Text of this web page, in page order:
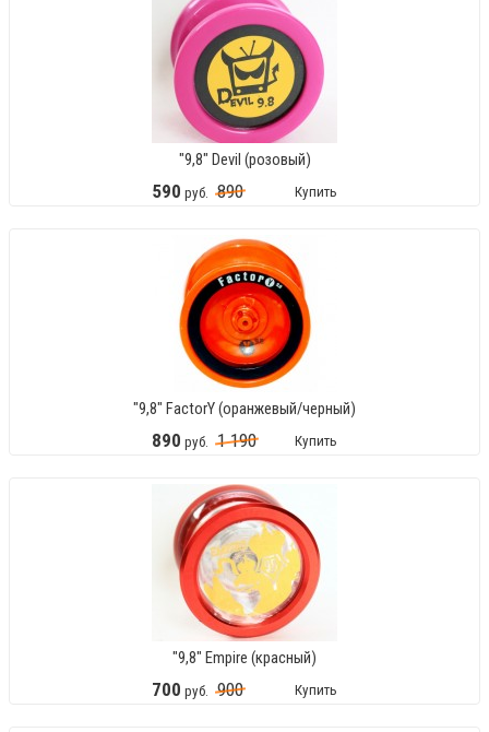
"9,8" Devil (розовый)
590 руб. 890 Купить
"9,8" FactorY (оранжевый/черный)
890 руб. 1 190 Купить
"9,8" Empire (красный)
700 руб. 900 Купить